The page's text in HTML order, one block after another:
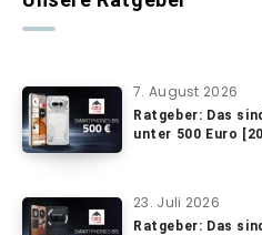
7. August 2026
Ratgeber: Das
unter 500 Euro
23. Juli 2026
Ratgeber: Das